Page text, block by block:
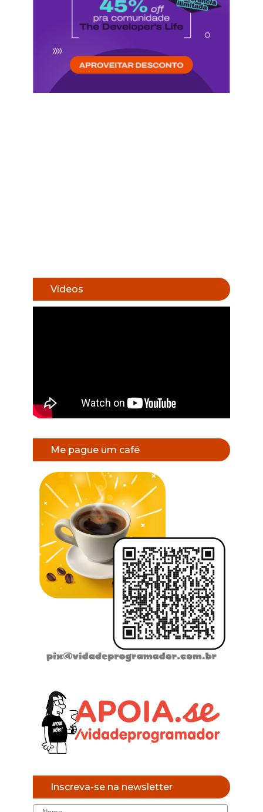
Vídeos
Me pague um café
Inscreva-se na newsletter